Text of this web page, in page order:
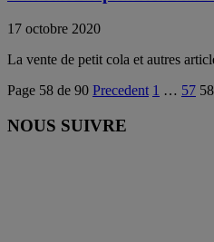
17 octobre 2020
La vente de petit cola et autres
Page 58 de 90 Precedent 1 … 57 58
NOUS SUIVRE